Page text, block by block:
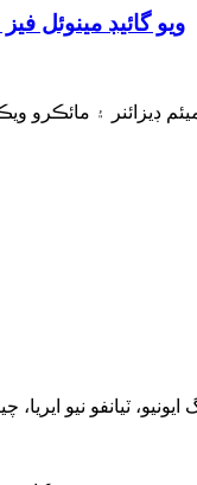
ويو گائيڊ مينوئل